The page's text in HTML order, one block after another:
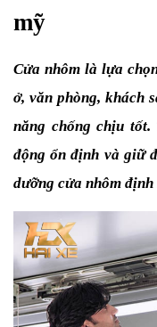
mỹ
Cửa nhôm là lựa
ở, văn phòng, khách
năng chống chịu tốt.
động ổn định và giữ
dưỡng cửa nhôm